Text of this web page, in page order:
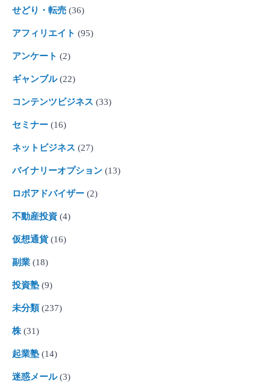
せどり・転売 (36)
アフィリエイト (95)
アンケート (2)
ギャンブル(22)
コンテンツビジネス (33)
セミナー (16)
ネットビジネス (27)
バイナリーオプション (13)
ロボアドバイザー (2)
不動産投資 (4)
仮想通貨(16)
副業 (18)
投資塾 (9)
未分類 (237)
株 (31)
起業塾 (14)
迷惑メール(3)